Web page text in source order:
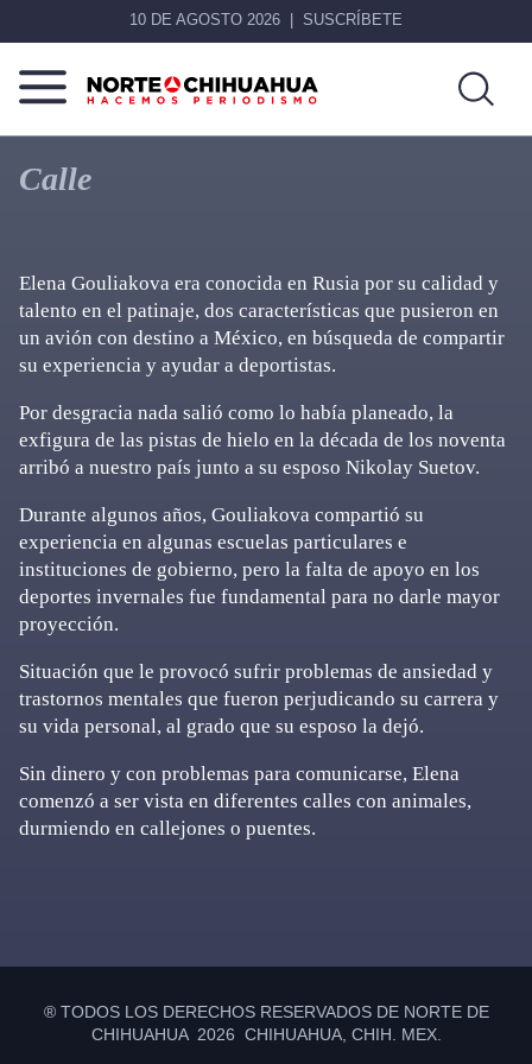
10 DE AGOSTO 2026 SUSCRÍBETE
Norte
Chihuahua
Más
que
noticias,
Calle
Elena Gouliakova era conocida en Rusia por su calidad y
talento en el patinaje, dos características que pusieron en
un avión con destino a México, en búsqueda de compartir
su experiencia y ayudar a deportistas.
Por desgracia nada salió como lo había planeado, la
exfigura de las pistas de hielo en la década de los noventa
arribó a nuestro país junto a su esposo Nikolay Suetov.
Durante algunos años, Gouliakova compartió su
experiencia en algunas escuelas particulares e
instituciones de gobierno, pero la falta de apoyo en los
deportes invernales fue fundamental para no darle mayor
proyección.
Situación que le provocó sufrir problemas de ansiedad y
trastornos mentales que fueron perjudicando su carrera y
su vida personal, al grado que su esposo la dejó.
Sin dinero y con problemas para comunicarse, Elena
comenzó a ser vista en diferentes calles con animales,
durmiendo en callejones o puentes.
® TODOS LOS DERECHOS RESERVADOS DE NORTE DE
CHIHUAHUA 2026 CHIHUAHUA, CHIH. MEX.